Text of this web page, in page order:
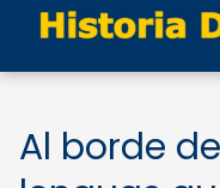
Al borde